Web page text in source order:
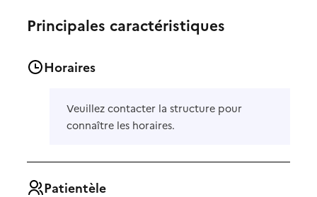
Principales caractéristiques
Horaires
Veuillez contacter la structure pour
connaître les horaires.
Patientèle